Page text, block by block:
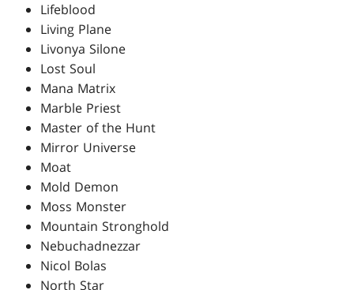
Lifeblood
Living Plane
Livonya Silone
Lost Soul
Mana Matrix
Marble Priest
Master of the Hunt
Mirror Universe
Moat
Mold Demon
Moss Monster
Mountain Stronghold
Nebuchadnezzar
Nicol Bolas
North Star